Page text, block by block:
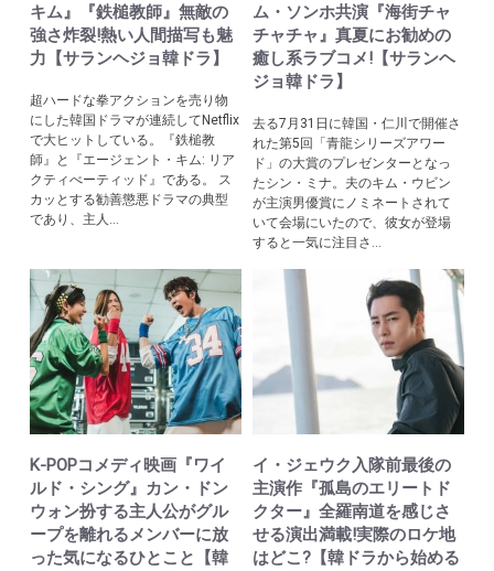
キム』『鉄槌教師』無敵の
強さ炸裂!熱い人間描写も魅
力【サランヘジョ韓ドラ】
超ハードな拳アクションを売り物
にした韓国ドラマが連続してNetflix
で大ヒットしている。『鉄槌教
師』と『エージェント・キム: リア
クティべーティッド』である。 ス
カッとする勧善懲悪ドラマの典型
であり、主人...
ム・ソンホ共演『海街チャ
チャチャ』真夏にお勧めの
癒し系ラブコメ!【サランヘ
ジョ韓ドラ】
去る7月31日に韓国・仁川で開催さ
れた第5回「青龍シリーズアワー
ド」の大賞のプレゼンターとなっ
たシン・ミナ。夫のキム・ウビン
が主演男優賞にノミネートされて
いて会場にいたので、彼女が登場
すると一気に注目さ...
K-POPコメディ映画『ワイ
ルド・シング』カン・ドン
ウォン扮する主人公がグル
ープを離れるメンバーに放
った気になるひとこと【韓
イ・ジェウク入隊前最後の
主演作『孤島のエリートド
クター』全羅南道を感じさ
せる演出満載!実際のロケ地
はどこ?【韓ドラから始める